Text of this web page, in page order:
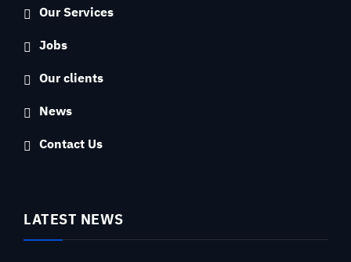
Our Services
Jobs
Our clients
News
Contact Us
LATEST NEWS